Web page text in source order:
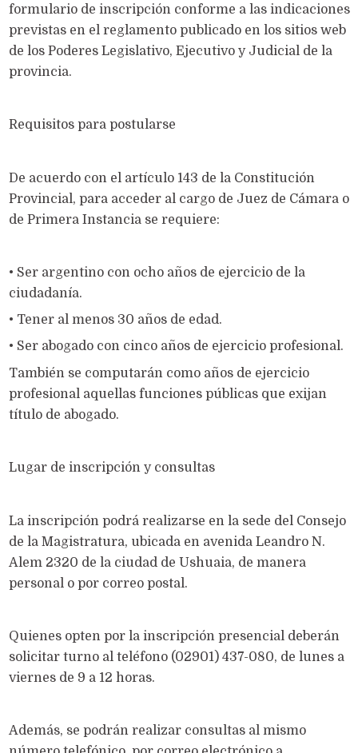
formulario de inscripción conforme a las indicaciones
previstas en el reglamento publicado en los sitios web
de los Poderes Legislativo, Ejecutivo y Judicial de la
provincia.
Requisitos para postularse
De acuerdo con el artículo 143 de la Constitución
Provincial, para acceder al cargo de Juez de Cámara o
de Primera Instancia se requiere:
• Ser argentino con ocho años de ejercicio de la
ciudadanía.
• Tener al menos 30 años de edad.
• Ser abogado con cinco años de ejercicio profesional.
También se computarán como años de ejercicio
profesional aquellas funciones públicas que exijan
título de abogado.
Lugar de inscripción y consultas
La inscripción podrá realizarse en la sede del Consejo
de la Magistratura, ubicada en avenida Leandro N.
Alem 2320 de la ciudad de Ushuaia, de manera
personal o por correo postal.
Quienes opten por la inscripción presencial deberán
solicitar turno al teléfono (02901) 437-080, de lunes a
viernes de 9 a 12 horas.
Además, se podrán realizar consultas al mismo